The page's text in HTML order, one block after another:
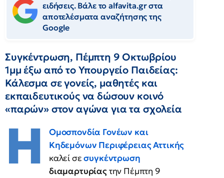
ειδήσεις. Βάλε το alfavita.gr στα
αποτελέσματα αναζήτησης της
Google
Συγκέντρωση, Πέμπτη 9 Οκτωβρίου
1μμ έξω από το Υπουργείο Παιδείας:
Κάλεσμα σε γονείς, μαθητές και
εκπαιδευτικούς να δώσουν κοινό
«παρών» στον αγώνα για τα σχολεία
Η
Ομοσπονδία Γονέων και
Κηδεμόνων Περιφέρειας Αττικής
καλεί σεσυγκέντρωση
διαμαρτυρίαςτην Πέμπτη 9